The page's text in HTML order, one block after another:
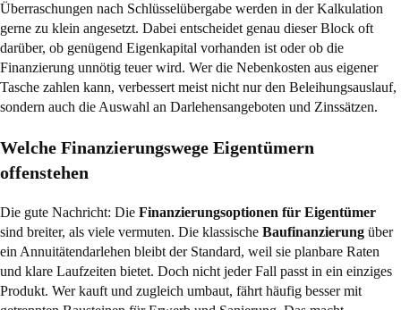
Überraschungen nach Schlüsselübergabe werden in der Kalkulation
gerne zu klein angesetzt. Dabei entscheidet genau dieser Block oft
darüber, ob genügend Eigenkapital vorhanden ist oder ob die
Finanzierung unnötig teuer wird. Wer die Nebenkosten aus eigener
Tasche zahlen kann, verbessert meist nicht nur den Beleihungsauslauf,
sondern auch die Auswahl an Darlehensangeboten und Zinssätzen.
Welche Finanzierungswege Eigentümern
offenstehen
Die gute Nachricht: Die Finanzierungsoptionen für Eigentümer
sind breiter, als viele vermuten. Die klassische Baufinanzierung über
ein Annuitätendarlehen bleibt der Standard, weil sie planbare Raten
und klare Laufzeiten bietet. Doch nicht jeder Fall passt in ein einziges
Produkt. Wer kauft und zugleich umbaut, fährt häufig besser mit